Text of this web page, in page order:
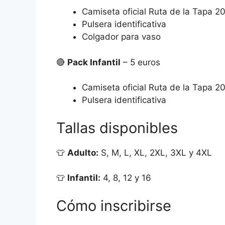
Camiseta oficial Ruta de la Tapa
Pulsera identificativa
Colgador para vaso
🔴 Pack Infantil – 5 euros
Camiseta oficial Ruta de la Tapa
Pulsera identificativa
Tallas disponibles
👕 Adulto: S, M, L, XL, 2XL, 3XL y 4XL
👕 Infantil: 4, 8, 12 y 16
Cómo inscribirse